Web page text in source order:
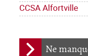
CCSA Alfortville
Ne